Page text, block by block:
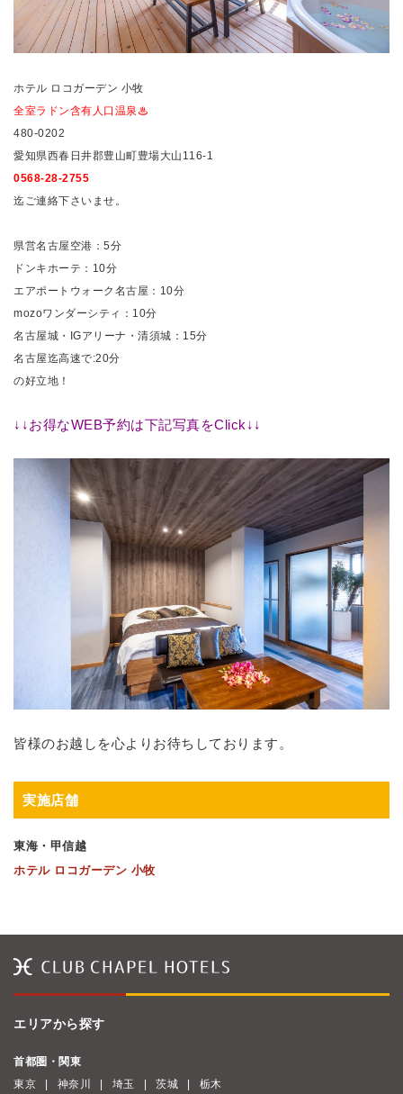
ホテル ロコガーデン 小牧
全室ラドン含有人口温泉♨
480-0202
愛知県西春日井郡豊山町豊場大山116-1
0568-28-2755
迄ご連絡下さいませ。
県営名古屋空港：5分
ドンキホーテ：10分
エアポートウォーク名古屋：10分
mozoワンダーシティ：10分
名古屋城・IGアリーナ・清須城：15分
名古屋迄高速で:20分
の好立地！
↓↓お得なWEB予約は下記写真をClick↓↓
皆様のお越しを心よりお待ちしております。
実施店舗
東海・甲信越
ホテル ロコガーデン 小牧
エリアから探す
首都圏・関東
東京
神奈川 埼玉 茨城 栃木